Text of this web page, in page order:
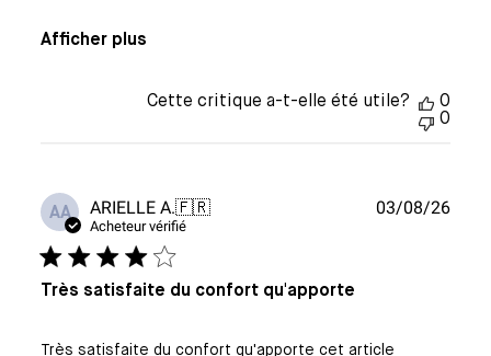
Afficher plus
Cette critique a-t-elle été utile?
0
0
AA ARIELLE A.🇫🇷
Acheteur vérifié
Très satisfaite du confort qu'apporte
Très satisfaite du confort qu'apporte cet article
Date
03/08/26